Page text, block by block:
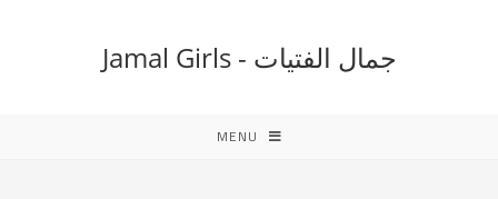
جمال الفتيات - Jamal Girls
MENU